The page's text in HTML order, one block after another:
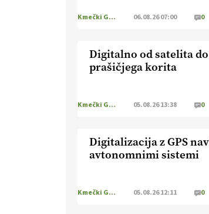
Kmečki Glas 06.08.26 07:00 0
Digitalno od satelita do
prašičjega korita
Kmečki Glas 05.08.26 13:38 0
Digitalizacija z GPS
avtonomnimi sistemi
Kmečki Glas 05.08.26 12:11 0